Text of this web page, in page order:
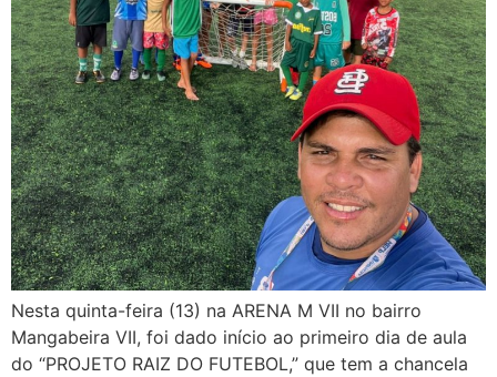
Nesta quinta-feira (13) na ARENA M VII no bairro
Mangabeira VII, foi dado início ao primeiro dia de aula
do “PROJETO RAIZ DO FUTEBOL,” que tem a chancela